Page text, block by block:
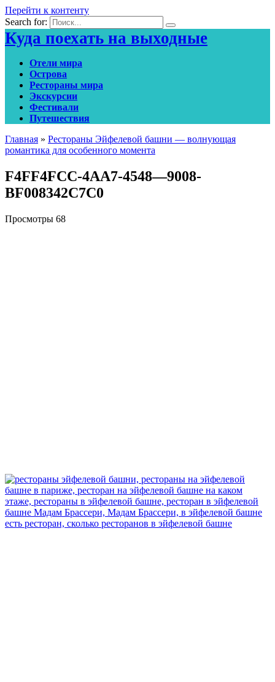
Перейти к контенту
Search for:
Куда поехать на выходные
Отели мира
Острова
Рестораны мира
Экскурсии
Фестивали
Путешествия
Главная » Рестораны Эйфелевой башни — волнующая
романтика для особенного момента
F4FF4FCC-4AA7-4548—9008-
BF008342C7C0
Просмотры 68